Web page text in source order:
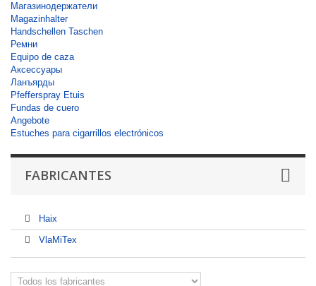
Магазинодержатели
Magazinhalter
Handschellen Taschen
Ремни
Equipo de caza
Аксессуары
Ланъярды
Pfefferspray Etuis
Fundas de cuero
Angebote
Estuches para cigarrillos electrónicos
FABRICANTES
Haix
VlaMiTex